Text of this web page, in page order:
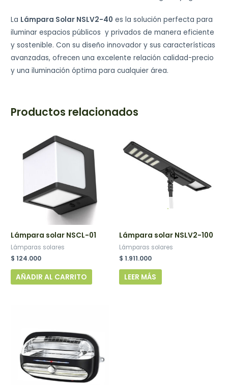
La Lámpara Solar NSLV2-40 es la solución perfecta para
iluminar espacios públicos y privados de manera eficiente
y sostenible. Con su diseño innovador y sus características
avanzadas, ofrecen una excelente relación calidad-precio
y una iluminación óptima para cualquier área.
Productos relacionados
Lámpara solar NSCL-01
Lámparas solares
$ 124.000
AÑADIR AL CARRITO
.
Lámpara solar NSLV2-100
Lámparas solares
$ 1.911.000
LEER MÁS